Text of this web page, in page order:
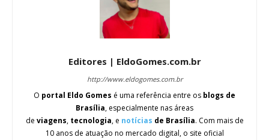
Editores | EldoGomes.com.br
http://www.eldogomes.com.br
O portal Eldo Gomes é uma referência entre os blogs de
Brasília, especialmente nas áreas
de viagens, tecnologia, e notícias de Brasília. Com mais de
10 anos de atuação no mercado digital, o site oficial